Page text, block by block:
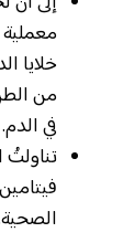
خلايا
من
في الدم.